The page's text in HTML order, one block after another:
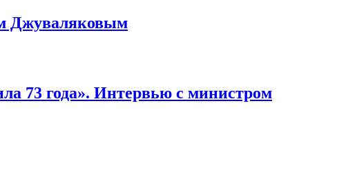
Джуваляковым
73 года». Интервью с министром